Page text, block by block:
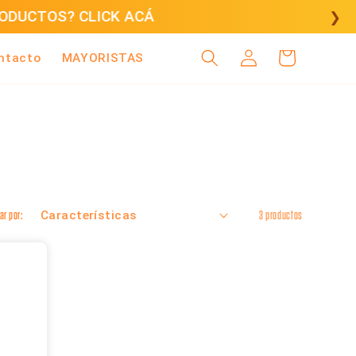
❯
MAYORISTAS
Iniciar
sesión
Carrito
por: 3 productos